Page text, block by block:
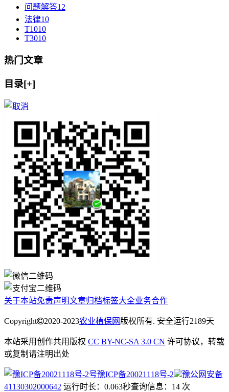
问题解答12
法律10
T1010
T3010
热门文章
目录[+]
关于本站免责声明文章归档标签大全业务合作
Copyright 2020-2023农业植保网 版权所有. 安全运行2189天
本站采用创作共用版权 CC BY-NC-SA 3.0 CN 许可协议，转载
或复制请注明出处
豫ICP备20021118号-2
豫公网安备
41130302000642 运行时长：0.063秒查询信息：14 次